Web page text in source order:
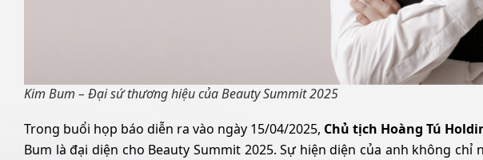
Kim Bum – Đại sứ thương hiệu của Beauty Summit 2025
Trong buổi họp báo diễn ra vào ngày 15/04/2025, Chủ tịch Hoàng Tú
Bum là đại diện cho Beauty Summit 2025. Sự hiện diện của anh không